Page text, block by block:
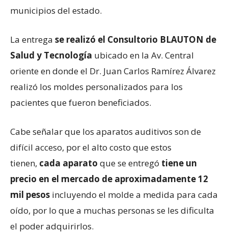
municipios del estado.
La entrega se realizó el Consultorio BLAUTON de
Salud y Tecnología ubicado en la Av. Central
oriente en donde el Dr. Juan Carlos Ramírez Álvarez
realizó los moldes personalizados para los
pacientes que fueron beneficiados.
Cabe señalar que los aparatos auditivos son de
difícil acceso, por el alto costo que estos
tienen, cada aparato que se entregó tiene un
precio en el mercado de aproximadamente 12
mil pesos incluyendo el molde a medida para cada
oído, por lo que a muchas personas se les dificulta
el poder adquirirlos.